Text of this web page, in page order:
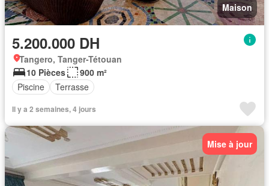
Maison
5.200.000 DH
Tangero, Tanger-Tétouan
10 Pièces
900 m²
Piscine
Terrasse
Il y a 2 semaines, 4 jours
Mise à jour